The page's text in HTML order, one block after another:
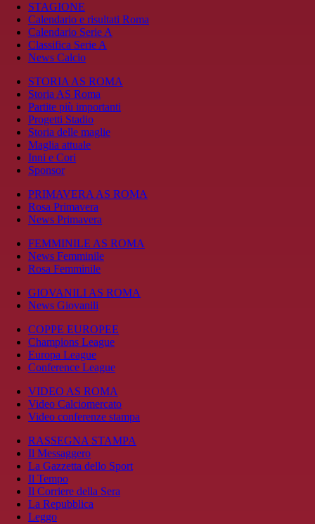
STAGIONE
Calendario e risultati Roma
Calendario Serie A
Classifica Serie A
News Calcio
STORIA AS ROMA
Storia AS Roma
Partite più importanti
Progetti Stadio
Storia delle maglie
Maglia attuale
Inni e Cori
Sponsor
PRIMAVERA AS ROMA
Rosa Primavera
News Primavera
FEMMINILE AS ROMA
News Femminile
Rosa Femminile
GIOVANILI AS ROMA
News Giovanili
COPPE EUROPEE
Champions League
Europa League
Conference League
VIDEO AS ROMA
Video Calciomercato
Video conferenze stampa
RASSEGNA STAMPA
Il Messaggero
La Gazzetta dello Sport
Il Tempo
Il Corriere della Sera
La Repubblica
Leggo